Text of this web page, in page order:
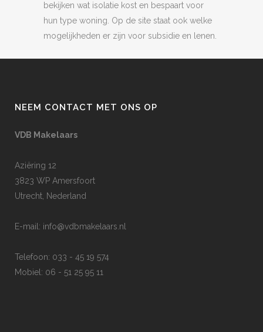
bekijken wat isolatie kost en bespaart voor
hun type woning. Op de site staat ook welke
mogelijkheden er zijn voor subsidie en lenen.
NEEM CONTACT MET ONS OP
VDB Makelaars
Aziëring 12
3823 WP Amersfoort
Utrecht, Nederland
E-mail: info@vdbmakelaars.nl
Telefoon: 033 - 45 19 574
Mobiel: 06 - 51 25 95 11